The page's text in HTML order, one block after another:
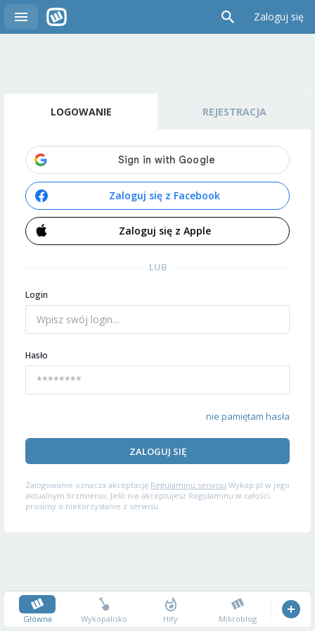
Zaloguj się
LOGOWANIE REJESTRACJA
Zaloguj się z Facebook
Zaloguj się z Apple
LUB
Login
Hasło
nie pamiętam hasła
ZALOGUJ SIĘ
Zalogowanie oznacza akceptację Regulaminu serwisu Wykop.pl w jego
aktualnym brzmieniu. Jeśli nie akceptujesz Regulaminu w całości,
prosimy o niekorzystanie z serwisu.
Główna Wykopalisko Hity Mikroblog